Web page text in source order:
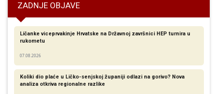
ZADNJE OBJAVE
Ličanke viceprvakinje Hrvatske na Državnoj završnici HEP turnira u
rukometu
07.08.2026
Koliki dio plaće u Ličko-senjskoj županiji odlazi na gorivo? Nova
analiza otkriva regionalne razlike​